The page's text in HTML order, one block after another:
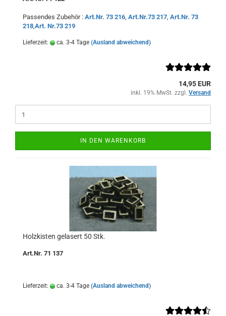
Passendes Zubehör : Art.Nr. 73 216, Art.Nr.73 217, Art.Nr. 73
218,Art. Nr.73 219
Lieferzeit: ca. 3-4 Tage (Ausland abweichend)
14,95 EUR
inkl. 19% MwSt. zzgl. Versand
IN DEN WARENKORB
Holzkisten gelasert 50 Stk.
Art.Nr. 71 137
Lieferzeit: ca. 3-4 Tage (Ausland abweichend)